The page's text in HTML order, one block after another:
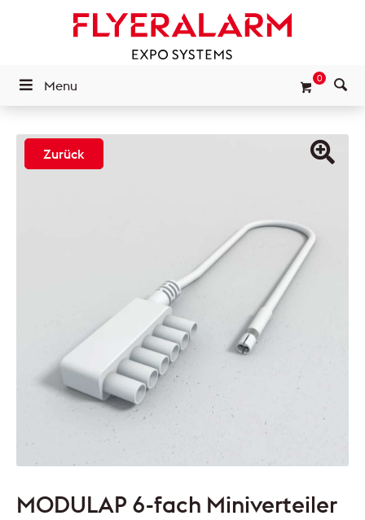
0
Menu
Zurück
MODULAP 6-fach Miniverteiler